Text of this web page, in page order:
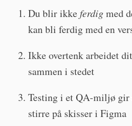
Du blir ikkeferdigmed
kan bli ferdig med en
Ikke overtenk arbeidet
sammen i stedet
Testing i et QA-miljø gir
stirre på skisser i Figma